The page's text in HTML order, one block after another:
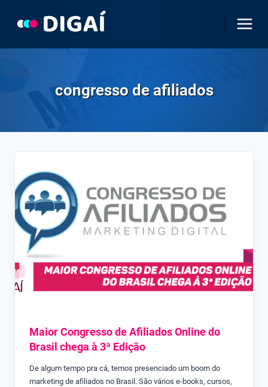
congresso de afiliados
Maior Congresso de Afiliados Online do
Brasil chega à 3ª Edição
De algum tempo pra cá, temos presenciado um boom do
marketing de afiliados no Brasil. São vários e-books, cursos,